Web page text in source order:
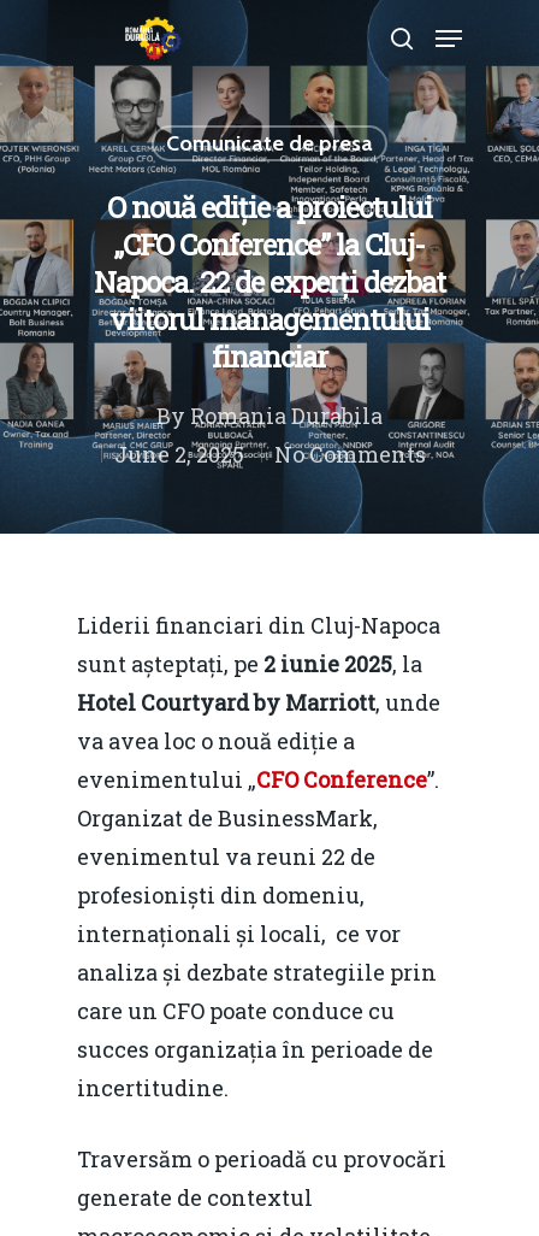
Hit enter to search or ESC to close
Comunicate de presa
O nouă ediție a proiectului
„CFO Conference” la Cluj-
Napoca. 22 de experți dezbat
viitorul managementului
financiar
By Romania Durabila
June 2, 2025
No Comments
Liderii financiari din Cluj-Napoca
sunt așteptați, pe 2 iunie 2025, la
Hotel Courtyard by Marriott, unde
va avea loc o nouă ediție a
evenimentului „CFO Conference”.
Organizat de BusinessMark,
evenimentul va reuni 22 de
profesioniști din domeniu,
internaționali și locali, ce vor
analiza și dezbate strategiile prin
care un CFO poate conduce cu
succes organizația în perioade de
incertitudine.
Traversăm o perioadă cu provocări
generate de contextul